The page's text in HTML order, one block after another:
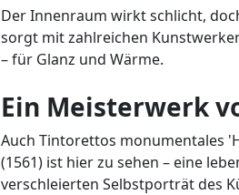
Der Innenraum wirkt schlicht,
sorgt mit zahlreichen
– für Glanz und Wärme.
Ein Meisterwerk
Auch Tintorettos monumentales
(1561) ist hier zu sehen – eine
verschleierten Selbstporträt des